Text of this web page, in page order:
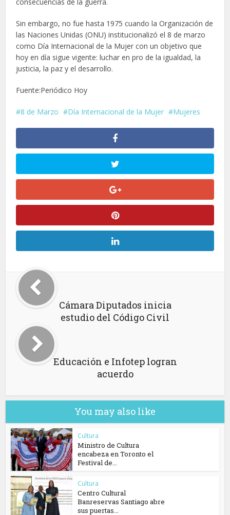
Sin embargo, no fue hasta 1975 cuando la Organización de
las Naciones Unidas (ONU) institucionalizó el 8 de marzo
como Día Internacional de la Mujer con un objetivo que
hoy en día sigue vigente: luchar en pro de la igualdad, la
justicia, la paz y el desarrollo.
Fuente:Periódico Hoy
8 de Marzo Día Internacional de la Mujer Mujeres
Cámara Diputados inicia
estudio del Código Civil
Educación e Infotep logran
acuerdo
You may also like
Cultura
Ministro de Cultura
encabeza en Toronto el
Festival de...
Cultura
Centro Cultural
Banreservas Santiago abre
sus puertas...